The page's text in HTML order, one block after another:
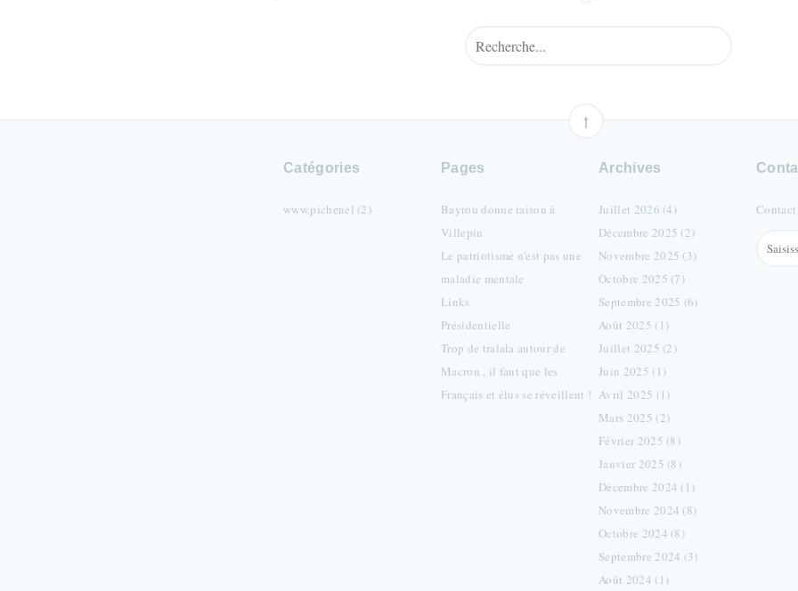
Catégories
www.pichenel (2)
Pages
Bayrou donne raison à
Villepin
Le patriotisme n'est pas une
maladie mentale
Links
Présidentielle
Trop de tralala autour de
Macron , il faut que les
Français et élus se réveillent !
Archives
Juillet 2026 (4)
Décembre 2025 (2)
Novembre 2025 (3)
Octobre 2025 (7)
Septembre 2025 (6)
Août 2025 (1)
Juillet 2025 (2)
Juin 2025 (1)
Avril 2025 (1)
Mars 2025 (2)
Février 2025 (8)
Janvier 2025 (8)
Décembre 2024 (1)
Novembre 2024 (8)
Octobre 2024 (8)
Septembre 2024 (3)
Août 2024 (1)
Contact